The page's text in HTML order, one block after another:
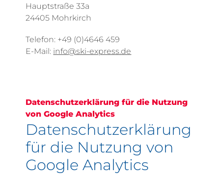
Hauptstraße 33a
24405 Mohrkirch
Telefon: +49 (0)4646 459
E-Mail: info@ski-express.de
Datenschutzerklärung für die Nutzung
von Google Analytics
Datenschutzerklärung
für die Nutzung von
Google Analytics